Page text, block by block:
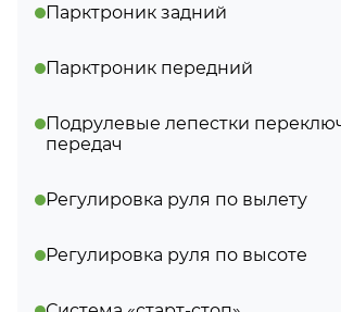
Парктроник задний
Парктроник передний
Подрулевые лепестки
передач
Регулировка руля по вылету
Регулировка руля по высоте